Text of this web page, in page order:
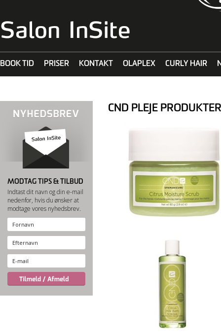
BOOK TID PRISER KONTAKT OLAPLEX CURLY HAIR
MODTAG TIPS & TILBUD
Indtast dit navn og din e-mail
nedenfor, hvis du ønsker at
modtage vores nyhedsbrev.
CND PLEJE PRODUKTER